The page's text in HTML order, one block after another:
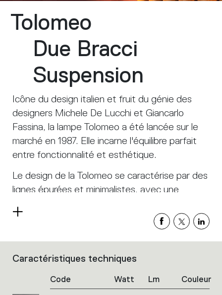
Tolomeo
Due Bracci
Suspension
Icône du design italien et fruit du génie des
designers Michele De Lucchi et Giancarlo
Fassina, la lampe Tolomeo a été lancée sur le
marché en 1987. Elle incarne l'équilibre parfait
entre fonctionnalité et esthétique.
Le design de la Tolomeo se caractérise par des
lignes épurées et minimalistes, avec une
la lampe non seulement une apparence
moderne et sophistiquée, mais aussi une
légèreté et une robustesse remarquables.
L'un des éléments distinctifs de la Tolomeo est
son système de bras articulés. Grâce à un
Read
List
Caractéristiques techniques
Code Watt Lm Couleur